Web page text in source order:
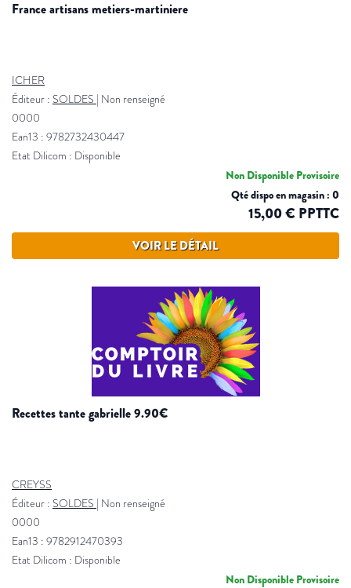
france artisans metiers-martiniere
ICHER
Éditeur : SOLDES | Non renseigné
0000
Ean13 : 9782732430447
Etat Dilicom : Disponible
Non Disponible Provisoire
Qté dispo en magasin : 0
15,00 € PPTTC
VOIR LE DÉTAIL
recettes tante gabrielle 9.90€
CREYSS
Éditeur : SOLDES | Non renseigné
0000
Ean13 : 9782912470393
Etat Dilicom : Disponible
Non Disponible Provisoire